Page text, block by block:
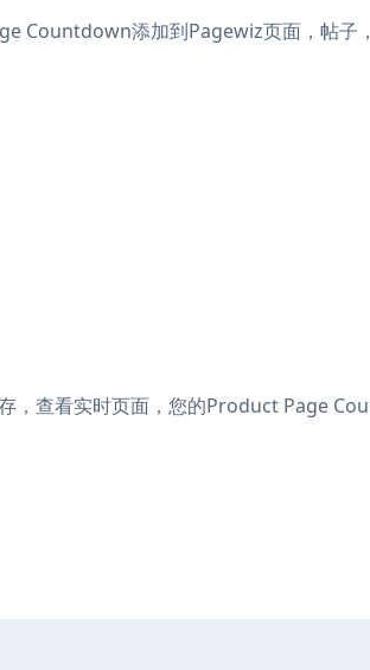
Countdown添加到Pagewiz页面，帖子
查看实时页面，您的Product Page